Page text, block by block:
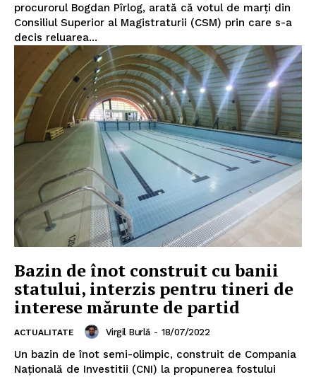
procurorul Bogdan Pîrlog, arată că votul de marți din
Consiliul Superior al Magistraturii (CSM) prin care s-a
decis reluarea...
Bazin de înot construit cu banii
statului, interzis pentru tineri de
interese mărunte de partid
ACTUALITATE Virgil Burlă - 18/07/2022
Un bazin de înot semi-olimpic, construit de Compania
Națională de Investitii (CNI) la propunerea fostului